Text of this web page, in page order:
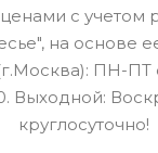
с учетом
на основе
ПН-ПТ
Выходной:
круглосуточно!